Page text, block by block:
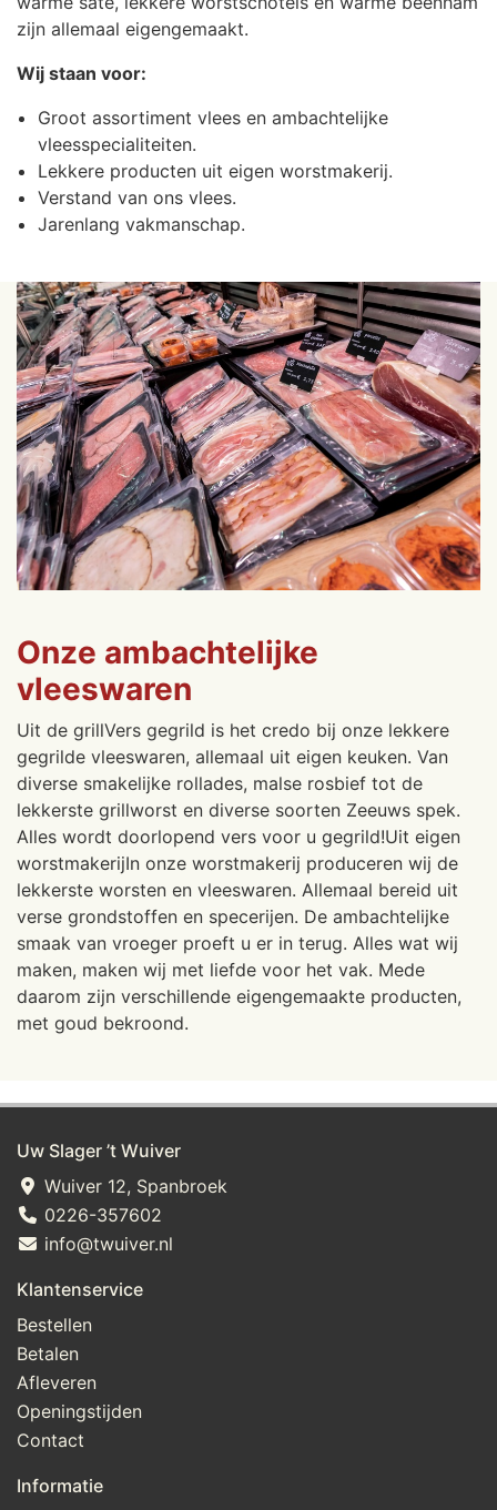
zijn allemaal eigengemaakt.
Wij staan voor:
Groot assortiment vlees en ambachtelijke
vleesspecialiteiten.
Lekkere producten uit eigen worstmakerij.
Verstand van ons vlees.
Jarenlang vakmanschap.
Onze ambachtelijke
vleeswaren
Uit de grillVers gegrild is het credo bij onze lekkere
gegrilde vleeswaren, allemaal uit eigen keuken. Van
diverse smakelijke rollades, malse rosbief tot de
lekkerste grillworst en diverse soorten Zeeuws spek.
Alles wordt doorlopend vers voor u gegrild!Uit eigen
worstmakerijIn onze worstmakerij produceren wij de
lekkerste worsten en vleeswaren. Allemaal bereid uit
verse grondstoffen en specerijen. De ambachtelijke
smaak van vroeger proeft u er in terug. Alles wat wij
maken, maken wij met liefde voor het vak. Mede
daarom zijn verschillende eigengemaakte producten,
met goud bekroond.
Uw Slager ’t Wuiver
Wuiver 12, Spanbroek
0226-357602
info@twuiver.nl
Klantenservice
Bestellen
Betalen
Afleveren
Openingstijden
Contact
Informatie